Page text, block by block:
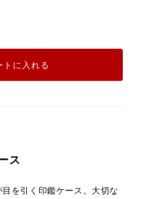
トに入れる
ス
を引く印鑑ケース。 大切な